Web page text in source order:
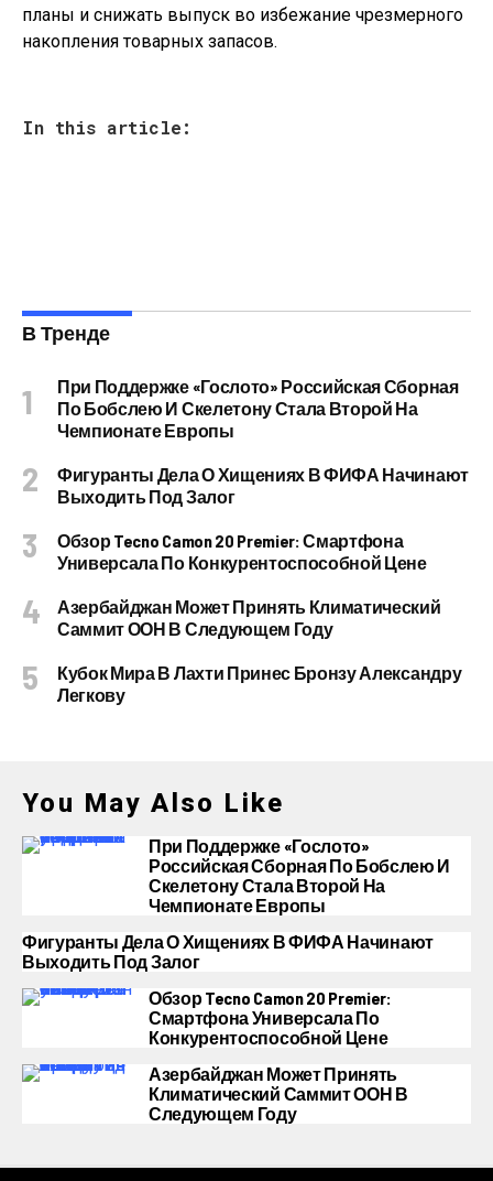
планы и снижать выпуск во избежание чрезмерного
накопления товарных запасов.
In this article:
В Тренде
При Поддержке «Гослото» Российская Сборная
По Бобслею И Скелетону Стала Второй На
Чемпионате Европы
Фигуранты Дела О Хищениях В ФИФА Начинают
Выходить Под Залог
Обзор Tecno Camon 20 Premier: Смартфона
Универсала По Конкурентоспособной Цене
Азербайджан Может Принять Климатический
Саммит ООН В Следующем Году
Кубок Мира В Лахти Принес Бронзу Александру
Легкову
You May Also Like
При Поддержке «Гослото»
Российская Сборная По Бобслею И
Скелетону Стала Второй На
Чемпионате Европы
Фигуранты Дела О Хищениях В ФИФА Начинают
Выходить Под Залог
Обзор Tecno Camon 20 Premier:
Смартфона Универсала По
Конкурентоспособной Цене
Азербайджан Может Принять
Климатический Саммит ООН В
Следующем Году